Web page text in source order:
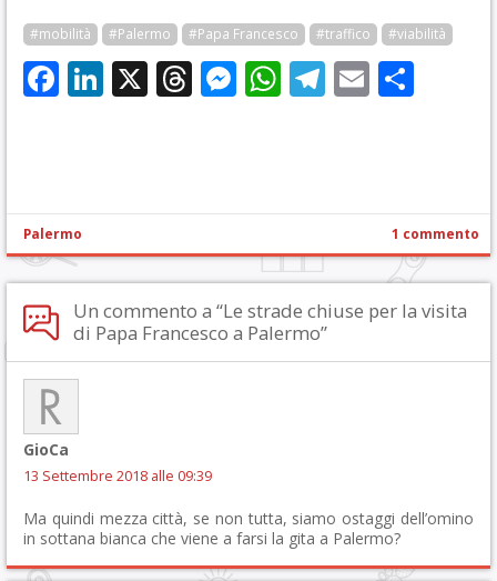
#mobilità #Palermo #Papa Francesco #traffico #viabilità
Facebook
LinkedIn
X Threads
Messenger
WhatsApp
Telegram
Email
Palermo 1 commento
Un commento a “Le strade chiuse per la visita
di Papa Francesco a Palermo”
GioCa
13 Settembre 2018 alle 09:39
Ma quindi mezza città, se non tutta, siamo ostaggi dell’omino
in sottana bianca che viene a farsi la gita a Palermo?